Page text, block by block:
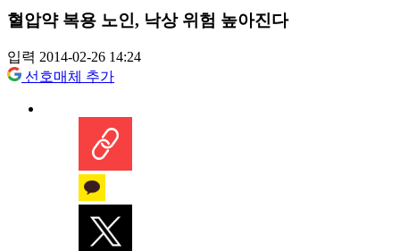
혈압약 복용 노인, 낙상 위험 높아진다
입력 2014-02-26 14:24
선호매체 추가